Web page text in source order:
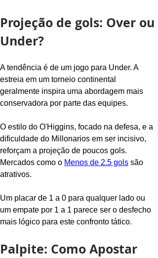
Projeção de gols: Over ou
Under?
A tendência é de um jogo para Under. A
estreia em um torneio continental
geralmente inspira uma abordagem mais
conservadora por parte das equipes.
O estilo do O'Higgins, focado na defesa, e a
dificuldade do Millonarios em ser incisivo,
reforçam a projeção de poucos gols.
Mercados como o Menos de 2.5 gols são
atrativos.
Um placar de 1 a 0 para qualquer lado ou
um empate por 1 a 1 parece ser o desfecho
mais lógico para este confronto tático.
Palpite: Como Apostar